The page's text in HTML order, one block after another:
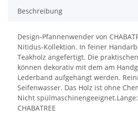
Beschreibung
Design-Pfannenwender von
Nitidus-Kollektion. In feiner
Teakholz angefertigt. Die
können dekorativ mit dem am
Lederband aufgehängt werden.
Seifenwasser. Das Holz ist ohne
Nicht
CHABATREE